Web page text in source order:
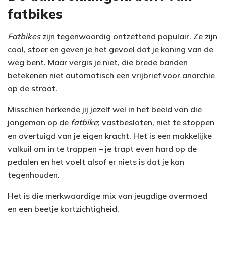
fatbikes
Fatbikeszijn tegenwoordig ontzettend populair. Ze zijn
cool, stoer en geven je het gevoel dat je koning van de
weg bent. Maar vergis je niet, die brede banden
betekenen niet automatisch een vrijbrief voor anarchie
op de straat.
Misschien herkende jij jezelf wel in het beeld van die
jongeman op de fatbike; vastbesloten, niet te stoppen
en overtuigd van je eigen kracht. Het is een makkelijke
valkuil om in te trappen – je trapt even hard op de
pedalen en het voelt alsof er niets is dat je kan
tegenhouden.
Het is die merkwaardige mix van jeugdige overmoed
en een beetje kortzichtigheid.